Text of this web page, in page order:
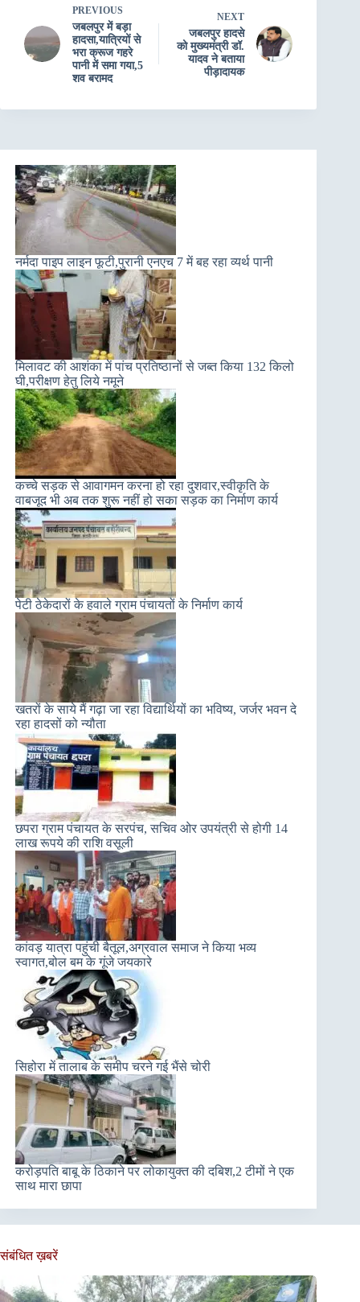
PREVIOUS
जबलपुर में बड़ा
हादसा,यात्रियों से
भरा क्रूज गहरे
पानी में समा गया,5
शव बरामद
NEXT
जबलपुर हादसे
को मुख्यमंत्री डॉ.
यादव ने बताया
पीड़ादायक
नर्मदा पाइप लाइन फूटी,पुरानी एनएच 7 में बह रहा व्यर्थ पानी
मिलावट की आशंका में पांच प्रतिष्ठानों से जब्त किया 132 किलो
घी,परीक्षण हेतु लिये नमूने
कच्चे सड़क से आवागमन करना हो रहा दुशवार,स्वीकृति के
वाबजूद भी अब तक शुरू नहीं हो सका सड़क का निर्माण कार्य
पेटी ठेकेदारों के हवाले ग्राम पंचायतों के निर्माण कार्य
खतरों के साये मैं गढ़ा जा रहा विद्यार्थियों का भविष्य, जर्जर भवन दे
रहा हादसों को न्यौता
छपरा ग्राम पंचायत के सरपंच, सचिव ओर उपयंत्री से होगी 14
लाख रूपये की राशि वसूली
कांवड़ यात्रा पहुंची बैतूल,अग्रवाल समाज ने किया भव्य
स्वागत,बोल बम के गूंजे जयकारे
सिहोरा में तालाब के समीप चरने गई भैंसे चोरी
करोड़पति बाबू के ठिकाने पर लोकायुक्त की दबिश,2 टीमों ने एक
साथ मारा छापा
संबंधित ख़बरें